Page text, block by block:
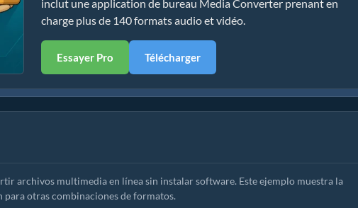
inclut une application de bureau Media Converter prenant en
charge plus de 140 formats audio et vidéo.
Essayer Pro Télécharger
archivos multimedia en línea sin instalar software. Este ejemplo muestra la
para otras combinaciones de formatos.